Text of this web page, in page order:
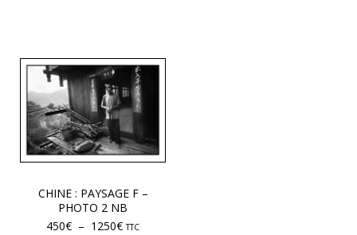
CHINE : PAYSAGE F –
PHOTO 2 NB
450€ – 1250€ TTC